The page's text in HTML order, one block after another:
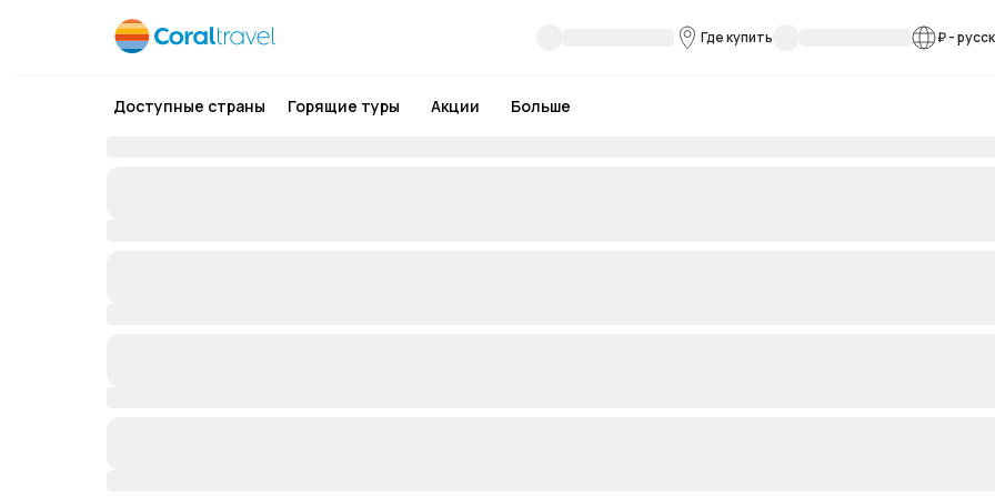
Где купить ₽-
Доступные страны Горящие туры Акции Больше